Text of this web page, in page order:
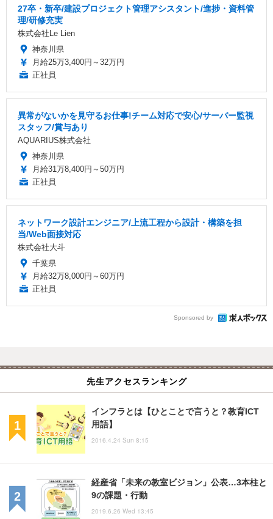
27卒・新卒/建設プロジェクト管理アシスタント/進捗・資料管
理/研修充実
株式会社Le Lien
神奈川県
月給25万3,400円～32万円
正社員
異常がないかを見守るお仕事!チーム対応で安心/サーバー監視
スタッフ/賞与あり
AQUARIUS株式会社
神奈川県
月給31万8,400円～50万円
正社員
ネットワーク設計エンジニア/上流工程から設計・構築を担
当/Web面接対応
株式会社大斗
千葉県
月給32万8,000円～60万円
正社員
Sponsored by
先生アクセスランキング
インフラとは【ひとことで言うと？教育ICT
用語】
2016.4.24 Sun 8:15
経産省「未来の教室ビジョン」公表…3本柱と
9の課題・行動
2019.6.26 Wed 13:45